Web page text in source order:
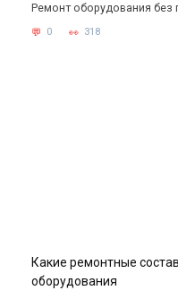
Ремонт оборудования без
0 318
Какие ремонтные
оборудования